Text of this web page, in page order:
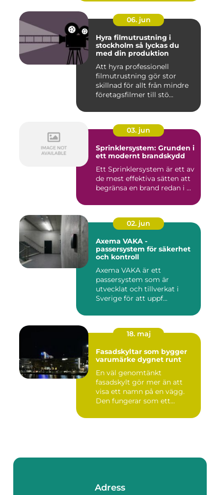
06. jun
Hyra filmutrustning i
stockholm så lyckas du
med din produktion
Att hyra professionell
filmutrustning gör stor
skillnad för allt från mindre
företagsfilmer till stö...
03. jun
Sprinklersystem: Grunden i
ett modernt brandskydd
Ett Sprinklersystem är ett av
de mest effektiva sätten att
begränsa en brand redan i ...
02. jun
Axema VAKA -
passersystem för säkerhet
och kontroll
Axema VAKA är ett
passersystem som är
utvecklat och tillverkat i
Sverige för att uppf...
18. maj
Fasadskyltar som bygger
varumärke dygnet runt
En väl genomtänkt
fasadskylt gör mer än att
visa ett namn på en vägg.
Den fungerar som ett
Adress